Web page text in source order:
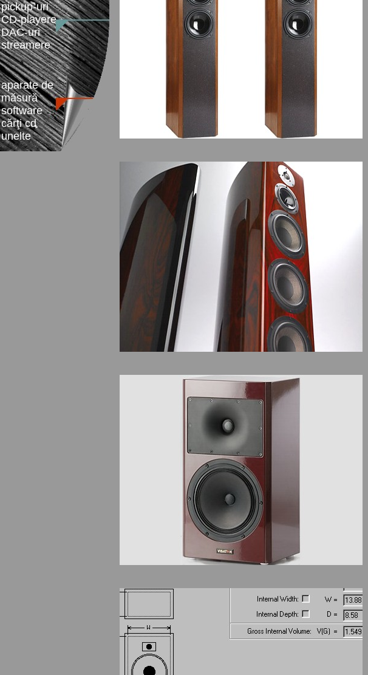
pickup-uri
CD-playere
DAC-uri
streamere
aparate de
măsură
software
cărţi cd
unelte